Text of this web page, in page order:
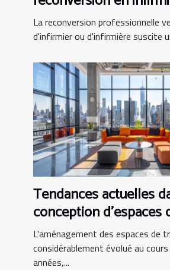
infirmière
La reconversion professionnelle
d'infirmier ou d'infirmière suscite
Tendances actuelles
conception d'espaces
modernes
L'aménagement des espaces de
considérablement évolué au
années,...